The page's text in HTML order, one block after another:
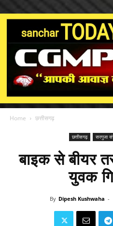
Home छत्तीसगढ़
छत्तीसगढ़ सरगुजा
बाइक से बीयर
युवक
By Dipesh Kushwaha -